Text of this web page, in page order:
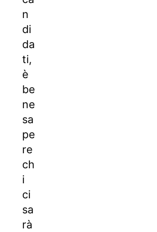
n
di
da
ti,
è
be
ne
sa
pe
re
ch
i
ci
sa
rà